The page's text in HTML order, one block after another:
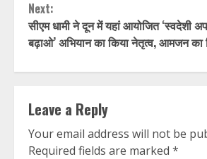
Next:
सीएम धामी ने दून में यहां आयोजित ‘स्वदेशी
बढ़ाओ’ अभियान का किया नेतृत्व, आमजन का
Leave a Reply
Your email address will not be
Required fields are marked *